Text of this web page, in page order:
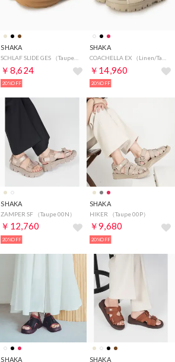
SHAKA
￥8,624
20%OFF
SHAKA
￥14,960
20%OFF
SHAKA
ZAMPER SF （Taupe 00N）
￥12,760
20%OFF
SHAKA
HIKER （Taupe 00P）
￥9,680
20%OFF
SHAKA SHAKA